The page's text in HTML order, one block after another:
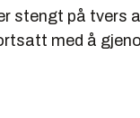
stengt på tvers
med å